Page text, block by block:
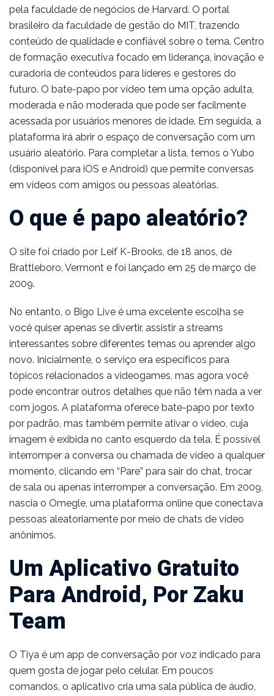
pela faculdade de negócios de Harvard. O portal
brasileiro da faculdade de gestão do MIT, trazendo
conteúdo de qualidade e confiável sobre o tema. Centro
de formação executiva focado em liderança, inovação e
curadoria de conteúdos para líderes e gestores do
futuro. O bate-papo por vídeo tem uma opção adulta,
moderada e não moderada que pode ser facilmente
acessada por usuários menores de idade. Em seguida, a
plataforma irá abrir o espaço de conversação com um
usuário aleatório. Para completar a lista, temos o Yubo
(disponível para iOS e Android) que permite conversas
em vídeos com amigos ou pessoas aleatórias.
O que é papo aleatório?
O site foi criado por Leif K-Brooks, de 18 anos, de
Brattleboro, Vermont e foi lançado em 25 de março de
2009.
No entanto, o Bigo Live é uma excelente escolha se
você quiser apenas se divertir, assistir a streams
interessantes sobre diferentes temas ou aprender algo
novo. Inicialmente, o serviço era específicos para
tópicos relacionados a videogames, mas agora você
pode encontrar outros detalhes que não têm nada a ver
com jogos. A plataforma oferece bate-papo por texto
por padrão, mas também permite ativar o vídeo, cuja
imagem é exibida no canto esquerdo da tela. É possível
interromper a conversa ou chamada de vídeo a qualquer
momento, clicando em “Pare” para sair do chat, trocar
de sala ou apenas interromper a conversação. Em 2009,
nascia o Omegle, uma plataforma online que conectava
pessoas aleatoriamente por meio de chats de vídeo
anônimos.
Um Aplicativo Gratuito
Para Android, Por Zaku
Team
O Tiya é um app de conversação por voz indicado para
quem gosta de jogar pelo celular. Em poucos
comandos, o aplicativo cria uma sala pública de áudio,